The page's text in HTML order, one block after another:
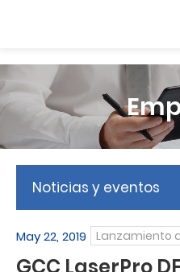
Noticias y eventos
May 22, 2019 Lanzamiento